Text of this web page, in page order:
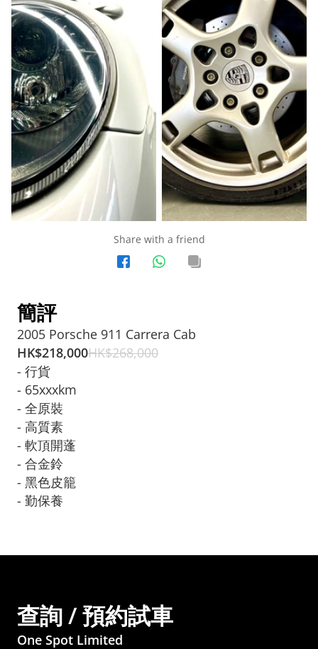
Share with a friend
簡評
2005 Porsche 911 Carrera Cab
HK$218,000HK$268,000
- 行貨
- 65xxxkm
- 全原裝
- 軟頂開蓬
- 合金鈴
- 黑色皮籠
查詢 / 預約試車
One Spot Limited